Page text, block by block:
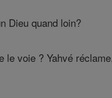
Dieu quand loin?
voie ? Yahvé